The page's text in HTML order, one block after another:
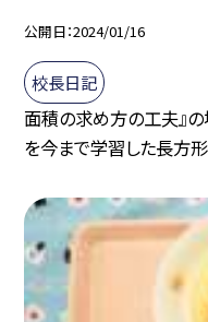
公開日 2024/01/16
校長日記
面積の求め方の工夫』
を今まで学習した長方